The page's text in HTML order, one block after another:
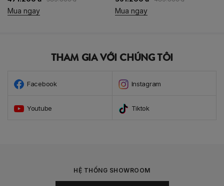
Mua ngay Mua ngay
THAM GIA VỚI CHÚNG TÔI
Facebook Instagram
Youtube Tiktok
HỆ THỐNG SHOWROOM